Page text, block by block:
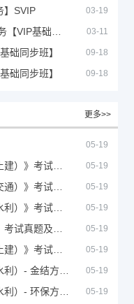
】SVIP 03-19
03-11
础同步班】 09-18
础同步班】 09-18
更多>>
05-19
05-19
05-19
05-19
05-19
05-19
05-19
05-19